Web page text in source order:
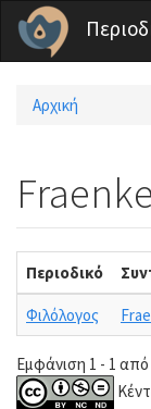
Παράκαμψη προς το
Είστε εδώ
Αρχική
Περιοδικό
Φιλόλογος
Εμφάνιση 1 - 1 από